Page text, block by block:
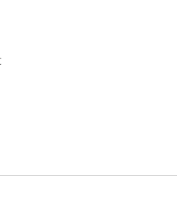
otwiera się w nowym oknie